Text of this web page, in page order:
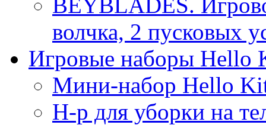
волчка, 2 пусковых
Игровые наборы Hello
Мини-набор Hello
Н-р для уборки на